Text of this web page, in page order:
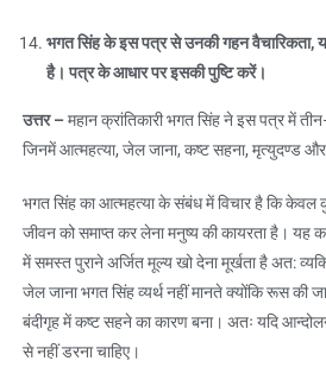
भगत सिंह के इस पत्र से उनकी गहन वैचारिकता,
है। पत्र के आधार पर इसकी पुष्टि करें।
उत्तर – महान क्रांतिकारी भगत सिंह ने इस पत्र में
जिनमें आत्महत्या, जेल जाना, कष्ट सहना, मृत्युदण्ड और
भगत सिंह का आत्महत्या के संबंध में विचार है कि
जीवन को समाप्त कर लेना मनुष्य की कायरता है। यह
में समस्त पुराने अर्जित मूल्य खो देना मूर्खता है अत:
जेल जाना भगत सिंह व्यर्थ नहीं मानते क्योंकि रूस की
बंदीगृह में कष्ट सहने का कारण बना। अतः यदि
से नहीं डरना चाहिए।